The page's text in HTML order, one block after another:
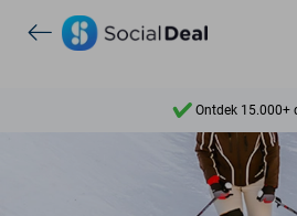
Ontdek 15.000+
7 dagen per week
10+ miljoen